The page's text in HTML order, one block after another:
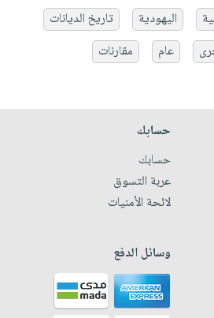
اليهودية
تاريخ الديانات
عام مقارنات
حسابك
حسابك
عربة التسوق
لائحة الأمنيات
وسائل الدفع